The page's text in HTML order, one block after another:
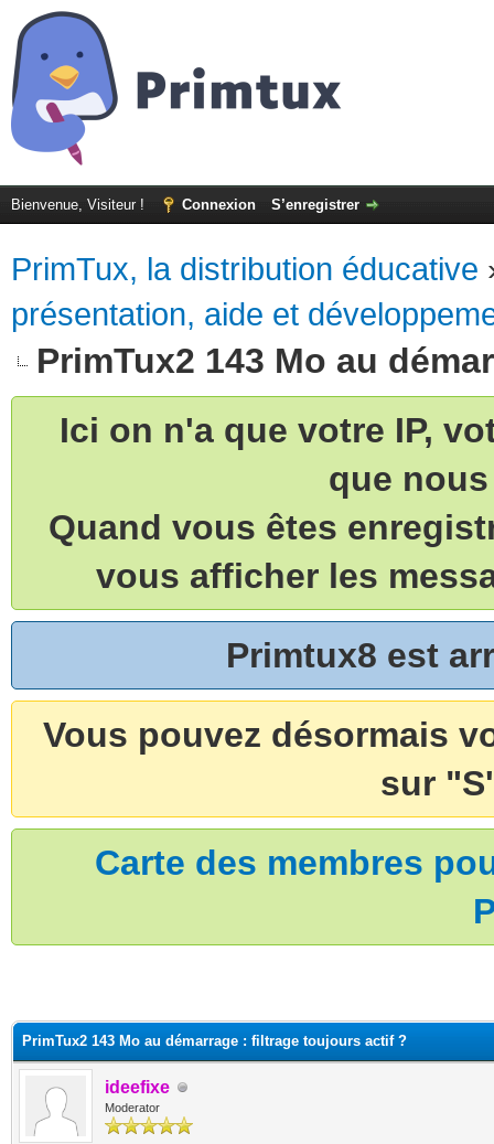
Bienvenue, Visiteur ! Connexion S’enregistrer
PrimTux, la distribution éducative
présentation, aide et
PrimTux2 143 Mo au
Ici on n'a que votre IP,
que
Quand vous êtes
vous afficher les
Primtux8 est
Vous pouvez désormais
sur
Carte des membres
PrimTux2 143 Mo au démarrage : filtrage toujours actif ?
ideefixe
Moderator